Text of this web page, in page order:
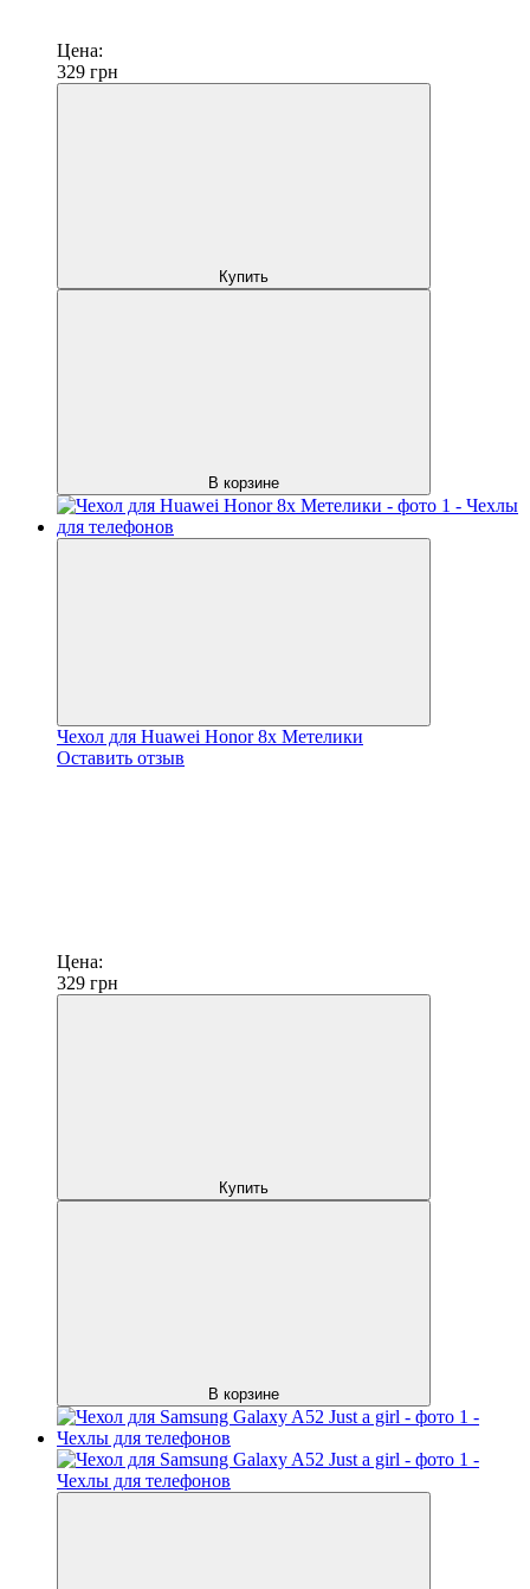
Цена:
329 грн
Купить
В корзине
Чехол для Huawei Honor 8x Метелики
Оставить отзыв
Цена:
329 грн
Купить
В корзине